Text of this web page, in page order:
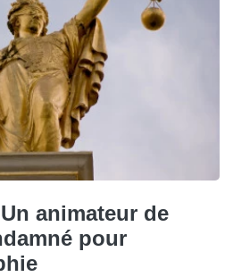
animateur de
pour